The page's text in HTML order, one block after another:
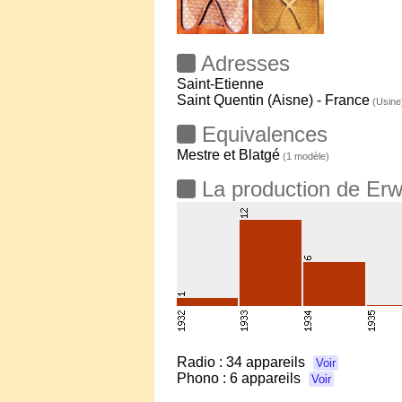
Adresses
Saint-Etienne
Saint Quentin (Aisne) - France
Equivalences
Mestre et Blatgé (1 modèle)
La production de
Radio : 34 appareils Voir
Phono : 6 appareils Voir